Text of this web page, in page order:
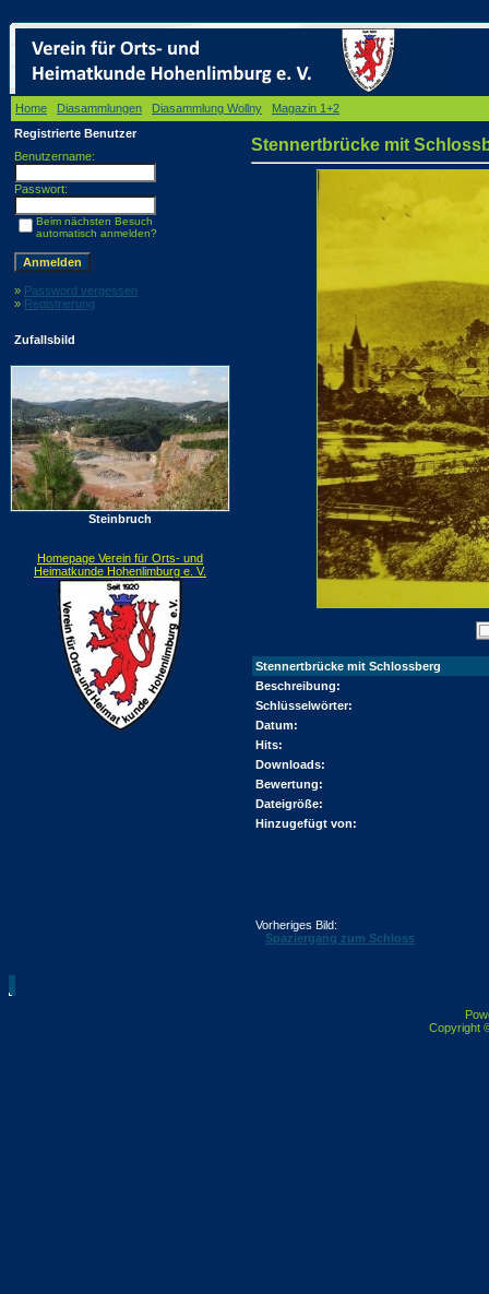
Home Diasammlungen Diasammlung Wollny Magazin 1+2
Registrierte Benutzer
Benutzername:
Passwort:
Beim nächsten Besuch
automatisch anmelden?
» Password vergessen
» Registrierung
Zufallsbild
Steinbruch
Homepage Verein für Orts- und
Heimatkunde Hohenlimburg e. V.
Stennertbrücke mit
Stennertbrücke mit Schlossberg
Beschreibung:
Schlüsselwörter:
Datum:
Hits:
Downloads:
Bewertung:
Dateigröße:
Hinzugefügt von:
Vorheriges Bild:
Spaziergang zum Schloss
Copyright